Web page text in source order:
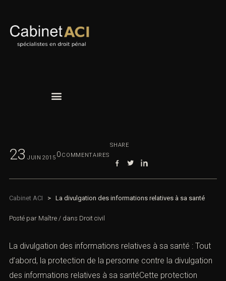
23 JUIN 2015 0 COMMENTAIRES
SHARE
Cabinet ACI > La divulgation des informations relatives à sa santé
Posté par Maître / dans Droit civil
La divulgation des informations relatives à sa santé : Tout
d’abord, la protection de la personne contre la divulgation
des informations relatives à sa santéCette protection